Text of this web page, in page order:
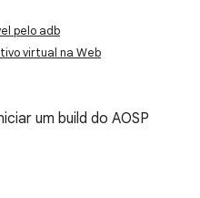
pelo adb
virtual na Web
um build do AOSP